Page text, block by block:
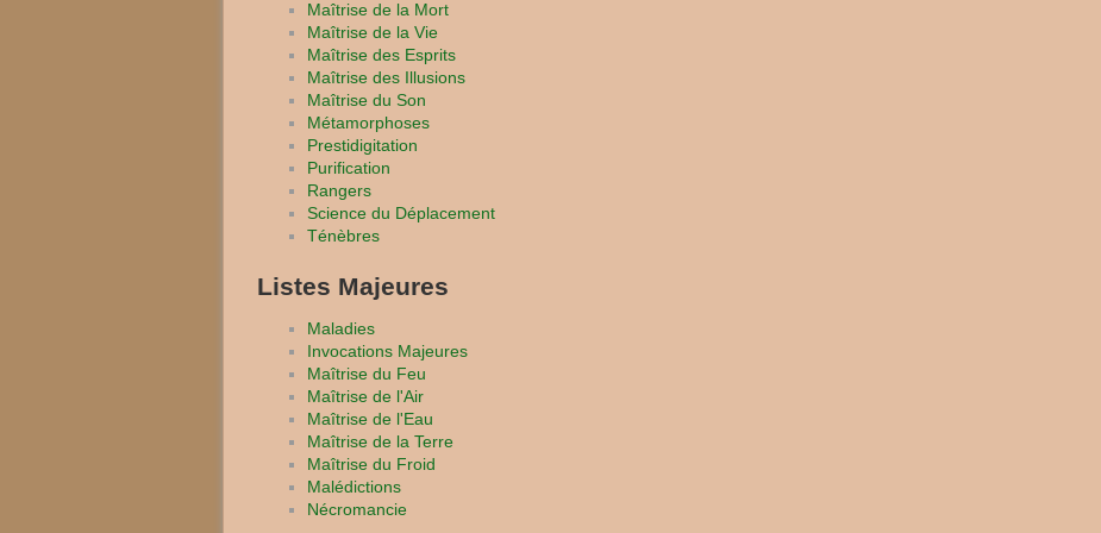
Maîtrise de la Mort
Maîtrise de la Vie
Maîtrise des Esprits
Maîtrise des Illusions
Maîtrise du Son
Métamorphoses
Prestidigitation
Purification
Rangers
Science du Déplacement
Ténèbres
Listes Majeures
Maladies
Invocations Majeures
Maîtrise du Feu
Maîtrise de l'Air
Maîtrise de l'Eau
Maîtrise de la Terre
Maîtrise du Froid
Malédictions
Nécromancie